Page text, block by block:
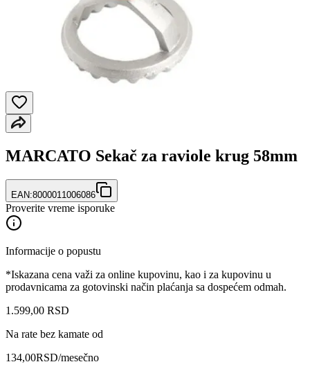
MARCATO Sekač za raviole krug 58mm
EAN:8000011006086
Proverite vreme isporuke
Informacije o popustu
*Iskazana cena važi za online kupovinu, kao i za kupovinu u
prodavnicama za gotovinski način plaćanja sa dospećem odmah.
1.599,00 RSD
Na rate bez kamate od
134,00RSD/mesečno